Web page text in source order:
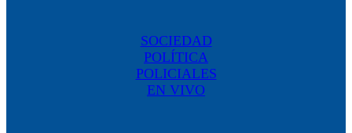
SOCIEDAD
POLÍTICA
POLICIALES
EN VIVO